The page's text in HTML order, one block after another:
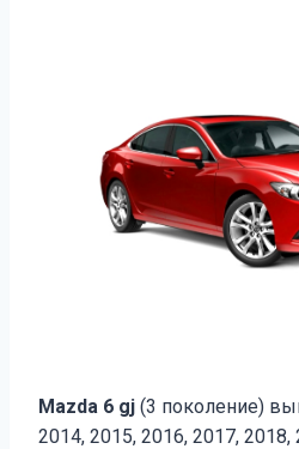
Mazda 6 gj (3 поколение)
2014, 2015, 2016, 2017, 2018,